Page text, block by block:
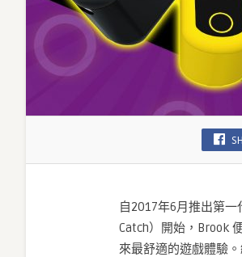
自2017年6月推出第
Catch）開始，Brook
來最舒適的遊戲體驗